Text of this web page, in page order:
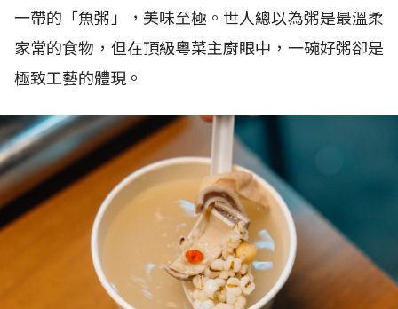
一帶的「魚粥」，美味至極。世人總以為粥是最溫柔
家常的食物，但在頂級粵菜主廚眼中，一碗好粥卻是
極致工藝的體現。